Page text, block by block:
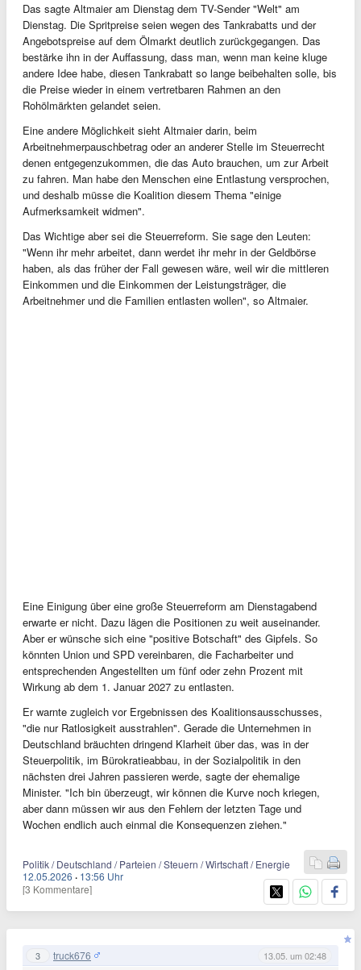
Das sagte Altmaier am Dienstag dem TV-Sender "Welt" am
Dienstag. Die Spritpreise seien wegen des Tankrabatts und der
Angebotspreise auf dem Ölmarkt deutlich zurückgegangen. Das
bestärke ihn in der Auffassung, dass man, wenn man keine kluge
andere Idee habe, diesen Tankrabatt so lange beibehalten solle, bis
die Preise wieder in einem vertretbaren Rahmen an den
Rohölmärkten gelandet seien.
Eine andere Möglichkeit sieht Altmaier darin, beim
Arbeitnehmerpauschbetrag oder an anderer Stelle im Steuerrecht
denen entgegenzukommen, die das Auto brauchen, um zur Arbeit
zu fahren. Man habe den Menschen eine Entlastung versprochen,
und deshalb müsse die Koalition diesem Thema "einige
Aufmerksamkeit widmen".
Das Wichtige aber sei die Steuerreform. Sie sage den Leuten:
"Wenn ihr mehr arbeitet, dann werdet ihr mehr in der Geldbörse
haben, als das früher der Fall gewesen wäre, weil wir die mittleren
Einkommen und die Einkommen der Leistungsträger, die
Arbeitnehmer und die Familien entlasten wollen", so Altmaier.
Eine Einigung über eine große Steuerreform am Dienstagabend
erwarte er nicht. Dazu lägen die Positionen zu weit auseinander.
Aber er wünsche sich eine "positive Botschaft" des Gipfels. So
könnten Union und SPD vereinbaren, die Facharbeiter und
entsprechenden Angestellten um fünf oder zehn Prozent mit
Wirkung ab dem 1. Januar 2027 zu entlasten.
Er warnte zugleich vor Ergebnissen des Koalitionsausschusses,
"die nur Ratlosigkeit ausstrahlen". Gerade die Unternehmen in
Deutschland bräuchten dringend Klarheit über das, was in der
Steuerpolitik, im Bürokratieabbau, in der Sozialpolitik in den
nächsten drei Jahren passieren werde, sagte der ehemalige
Minister. "Ich bin überzeugt, wir können die Kurve noch kriegen,
aber dann müssen wir aus den Fehlern der letzten Tage und
Wochen endlich auch einmal die Konsequenzen ziehen."
Politik / Deutschland / Parteien / Steuern / Wirtschaft / Energie
12.05.2026 · 13:56 Uhr
[3 Kommentare]
3 truck676 13.05. um 02:48